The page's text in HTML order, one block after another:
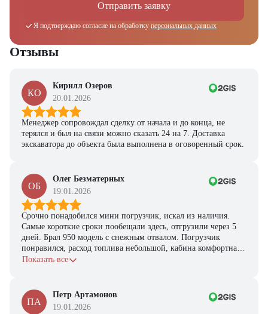
Отправить заявку
Я подтверждаю согласие на обработку персональных данных
Отзывы
КО
Кирилл Озеров
20.01.2026
Менеджер сопровождал сделку от начала и до конца, не
терялся и был на связи можно сказать 24 на 7. Доставка
экскаватора до объекта была выполнена в оговоренный срок.
ОБ
Олег Безматерных
19.01.2026
Срочно понадобился мини погрузчик, искал из наличия.
Самые короткие сроки пообещали здесь, отгрузили через 5
дней. Брал 950 модель с снежным отвалом. Погрузчик
понравился, расход топлива небольшой, кабина комфортная,
с задачами справляется.
Показать все
ПА
Петр Артамонов
19.01.2026